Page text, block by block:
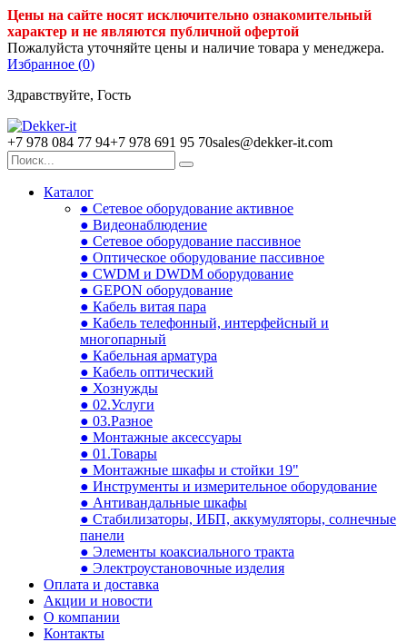
Цены на сайте носят исключительно ознакомительный
характер и не являются публичной офертой
Пожалуйста уточняйте цены и наличие товара у менеджера.
Избранное (0)
Здравствуйте, Гость
+7 978 084 77 94+7 978 691 95 70sales@dekker-it.com
Каталог
● Сетевое оборудование активное
● Видеонаблюдение
● Сетевое оборудование пассивное
● Оптическое оборудование пассивное
● CWDM и DWDM оборудование
● GEPON оборудование
● Кабель витая пара
● Кабель телефонный, интерфейсный и
многопарный
● Кабельная арматура
● Кабель оптический
● Хознужды
● 02.Услуги
● 03.Разное
● Монтажные аксессуары
● 01.Товары
● Монтажные шкафы и стойки 19"
● Инструменты и измерительное оборудование
● Антивандальные шкафы
● Стабилизаторы, ИБП, аккумуляторы, солнечные
панели
● Элементы коаксиального тракта
● Электроустановочные изделия
Оплата и доставка
Акции и новости
О компании
Контакты